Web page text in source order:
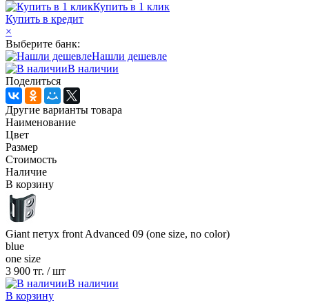
Купить в 1 клик
Купить в кредит
×
Выберите банк:
Нашли дешевле
В наличии
Поделиться
Другие варианты товара
Наименование
Цвет
Размер
Стоимость
Наличие
В корзину
Giant петух front Advanced 09 (one size, no color)
blue
one size
3 900 тг. / шт
В наличии
В корзину